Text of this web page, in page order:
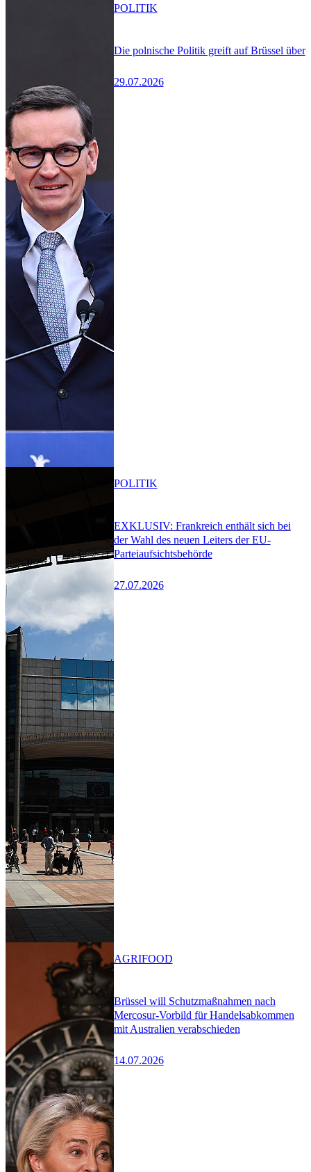
Die polnische Politik greift auf Brüssel über
29.07.2026
POLITIK
EXKLUSIV: Frankreich enthält sich bei
der Wahl des neuen Leiters der EU-
Parteiaufsichtsbehörde
27.07.2026
POLITIK
Brüssel will Schutzmaßnahmen nach
Mercosur-Vorbild für Handelsabkommen
mit Australien verabschieden
14.07.2026
AGRIFOOD